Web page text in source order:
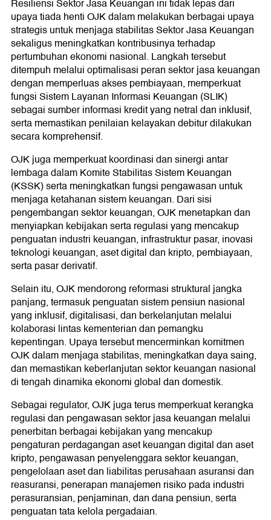
Resiliensi Sektor Jasa Keuangan ini tidak lepas dari
upaya tiada henti OJK dalam melakukan berbagai upaya
strategis untuk menjaga stabilitas Sektor Jasa Keuangan
sekaligus meningkatkan kontribusinya terhadap
pertumbuhan ekonomi nasional. Langkah tersebut
ditempuh melalui optimalisasi peran sektor jasa keuangan
dengan memperluas akses pembiayaan, memperkuat
fungsi Sistem Layanan Informasi Keuangan (SLIK)
sebagai sumber informasi kredit yang netral dan inklusif,
serta memastikan penilaian kelayakan debitur dilakukan
secara komprehensif.
OJK juga memperkuat koordinasi dan sinergi antar
lembaga dalam Komite Stabilitas Sistem Keuangan
(KSSK) serta meningkatkan fungsi pengawasan untuk
menjaga ketahanan sistem keuangan. Dari sisi
pengembangan sektor keuangan, OJK menetapkan dan
menyiapkan kebijakan serta regulasi yang mencakup
penguatan industri keuangan, infrastruktur pasar, inovasi
teknologi keuangan, aset digital dan kripto, pembiayaan,
serta pasar derivatif.
Selain itu, OJK mendorong reformasi struktural jangka
panjang, termasuk penguatan sistem pensiun nasional
yang inklusif, digitalisasi, dan berkelanjutan melalui
kolaborasi lintas kementerian dan pemangku
kepentingan. Upaya tersebut mencerminkan komitmen
OJK dalam menjaga stabilitas, meningkatkan daya saing,
dan memastikan keberlanjutan sektor keuangan nasional
di tengah dinamika ekonomi global dan domestik.
Sebagai regulator, OJK juga terus memperkuat kerangka
regulasi dan pengawasan sektor jasa keuangan melalui
penerbitan berbagai kebijakan yang mencakup
pengaturan perdagangan aset keuangan digital dan aset
kripto, pengawasan penyelenggara sektor keuangan,
pengelolaan aset dan liabilitas perusahaan asuransi dan
reasuransi, penerapan manajemen risiko pada industri
perasuransian, penjaminan, dan dana pensiun, serta
penguatan tata kelola pergadaian.